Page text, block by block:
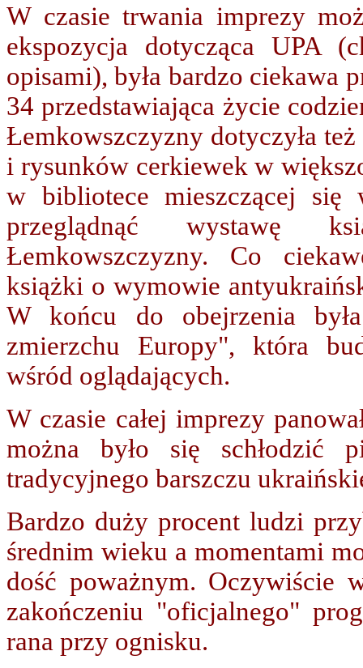
W czasie trwania imprezy
ekspozycja dotycząca UPA
opisami), była bardzo ciekawa
34 przedstawiająca życie
Łemkowszczyzny dotyczyła
i rysunków cerkiewek w
w bibliotece mieszczącej
przeglądnąć wystawę
Łemkowszczyzny. Co
książki o wymowie
W końcu do obejrzenia
zmierzchu Europy", która
wśród oglądających.
W czasie całej imprezy
można było się schłodzić
tradycyjnego barszczu
Bardzo duży procent ludzi
średnim wieku a momentami
dość poważnym. Oczywiście
zakończeniu "oficjalnego"
rana przy ognisku.